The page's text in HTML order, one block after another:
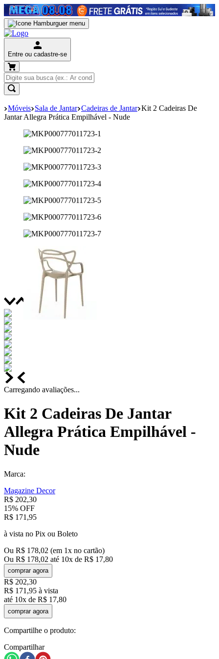
Entre ou cadastre-se
Móveis Sala de Jantar Cadeiras de Jantar Kit 2 Cadeiras De
Jantar Allegra Prática Empilhável - Nude
Carregando avaliações...
Kit 2 Cadeiras De Jantar
Allegra Prática Empilhável -
Nude
Marca:
Magazine Decor
R$ 202,30
15% OFF
R$ 171 ,95
à vista no Pix ou Boleto
Ou R$ 178,02 (em 1x no cartão)
Ou R$ 178,02 até 10x de R$ 17,80
comprar agora
R$ 202,30
R$ 171,95 à vista
até 10x de R$ 17,80
comprar agora
Compartilhe o produto:
Compartilhar